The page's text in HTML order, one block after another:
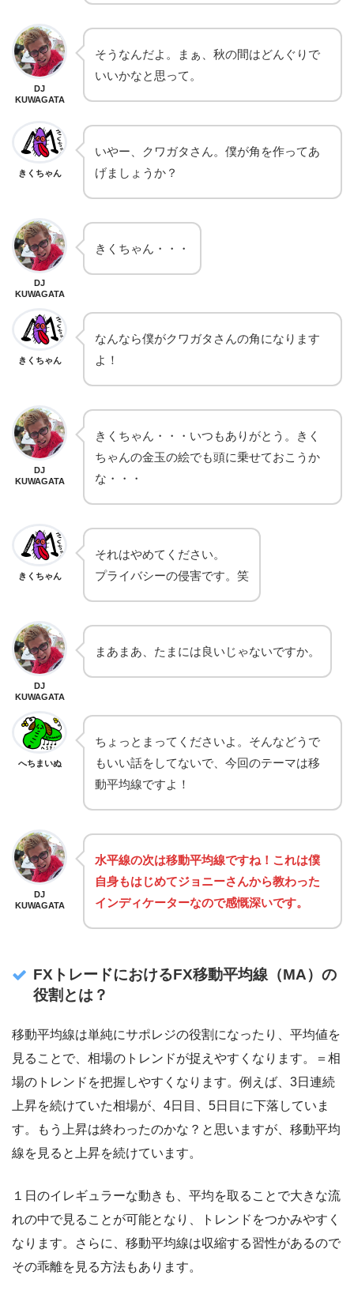
DJ
KUWAGATA
そうなんだよ。まぁ、秋の間はどんぐりで
いいかなと思って。
きくちゃん
いやー、クワガタさん。僕が角を作ってあ
げましょうか？
DJ
KUWAGATA
きくちゃん・・・
きくちゃん
なんなら僕がクワガタさんの角になります
よ！
DJ
KUWAGATA
きくちゃん・・・いつもありがとう。きく
ちゃんの金玉の絵でも頭に乗せておこうか
な・・・
きくちゃん
それはやめてください。
プライバシーの侵害です。笑
DJ
KUWAGATA
まあまあ、たまには良いじゃないですか。
へちまいぬ
ちょっとまってくださいよ。そんなどうで
もいい話をしてないで、今回のテーマは移
動平均線ですよ！
DJ
KUWAGATA
水平線の次は移動平均線ですね！これは僕
自身もはじめてジョニーさんから教わった
インディケーターなので感慨深いです。
FXトレードにおけるFX移動平均線（MA） の
役割とは？
移動平均線は単純にサポレジの役割になったり、平均値を
見ることで、相場のトレンドが捉えやすくなります。＝相
場のトレンドを把握しやすくなります。例えば、3日連続
上昇を続けていた相場が、4日目、5日目に下落していま
す。もう上昇は終わったのかな？と思いますが、移動平均
線を見ると上昇を続けています。
１日のイレギュラーな動きも、平均を取ることで大きな流
れの中で見ることが可能となり、トレンドをつかみやすく
なります。さらに、移動平均線は収縮する習性があるので
その乖離を見る方法もあります。